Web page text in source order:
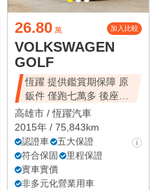
26.80 萬 加入比較
VOLKSWAGEN
GOLF
恆躍 提供鑑賞期保障 原
鈑件 僅跑七萬多 後座出
風口
高雄市 /恆躍汽車
2015年 / 75,843km
認證車
五大保證
符合保固
里程保證
實車實價
非多元化營業用車